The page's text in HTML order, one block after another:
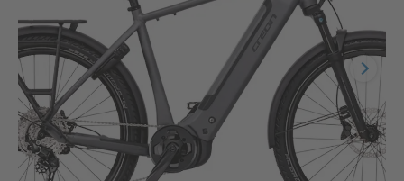
Bosch
CX
i600Wh
10-
Gang
Cues
2026
Menge